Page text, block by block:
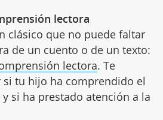
lectora
clásico que no puede faltar
de un cuento o de un texto:
lectora. Te
si tu hijo ha comprendido el
si ha prestado atención a la